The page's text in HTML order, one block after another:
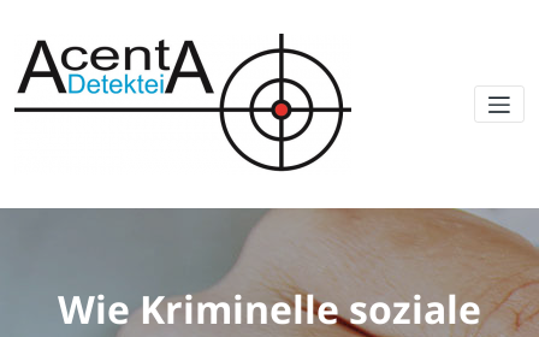
Wie Kriminelle soziale